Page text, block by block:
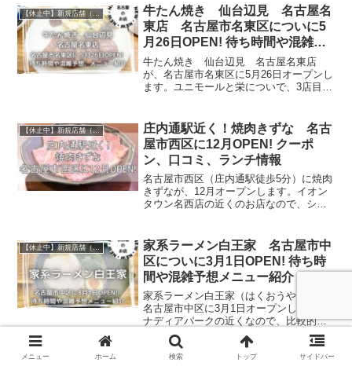
カに焼き魚専門店……嬉しい！個人的に
魚を食べられるお店が少ないと思ってい
るので、魚料理メインのお店が増えるの
は大歓迎♪今回は、茶屋ヶ坂 ゆうあん
亭 ～金沢仕込～の店舗情報・待ち時間
や混雑予想、メニューについてまとめて
います。
【休止中】新規店舗（名古屋）
牛たん焼き 仙台辺見 名古屋名
東店 名古屋市名東区についに5
月26日OPEN! 待ち時間や混雑予
想メニュー紹介
牛たん焼き 仙台辺見 名古屋名東店
が、名古屋市名東区に5月26日オープンし
ます。ユニモールと栄についで、3店目の
東店のお店情報や駐車場、待ち時間・混
雑予想、メニューなどについて書いてい
ます。
【休止中】新規店舗（名古屋）
庄内通駅近く！焼肉きずな 名古
屋市西区に12月OPEN! クーポ
ン、口コミ、ランチ情報
名古屋市西区（庄内通駅徒歩5分）に焼肉
きずなが、12月オープンします。イオン
タウン名西店の近くのお店なので、ショ
きずなの店舗情報やメニューなどについ
て書いています。
【休止中】新規店舗（名古屋）
家系ラーメン白王家 名古屋市中
区についに3月1日OPEN! 待ち時
間や混雑予想メニュー紹介
家系ラーメン白王家（はくおうや）が、
名古屋市中区に3月1日オープンします。
ナディアパークの近くなので、比較的ラ
ーメン屋さんをはじめとして、飲食店の
多いエリアです。どんなラーメンが食べ
られるようになるのでしょうね！楽しみ
日式台湾食堂WUMEI（ウーメ
メニュー ホーム 検索 トップ サイドバー